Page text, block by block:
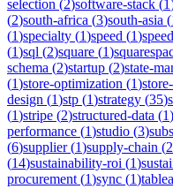
selection (2)software-stack (1
(2)south-africa (3)south-asia (
(1)specialty (1)speed (1)
(1)sql (2)square (1)
schema (2)startup (2)state-
(1)store-optimization (1)
design (1)stp (1)strategy (35)
(1)stripe (2)structured-data (1)
performance (1)studio (3)
(6)supplier(1)supply-chain (
(14)sustainability-roi (1)
procurement (1)sync (1)